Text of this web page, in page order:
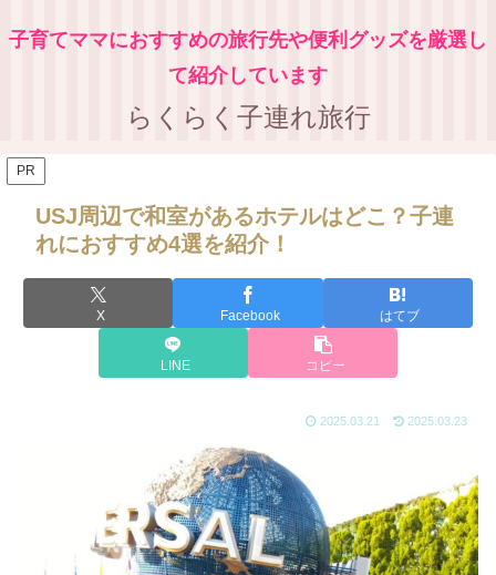
子育てママにおすすめの旅行先や便利グッズを厳選し
て紹介しています
らくらく子連れ旅行
PR
USJ周辺で和室があるホテルはどこ？子連
れにおすすめ4選を紹介！
X Facebook はてブ
LINE コピー
2025.03.21 2025.03.23